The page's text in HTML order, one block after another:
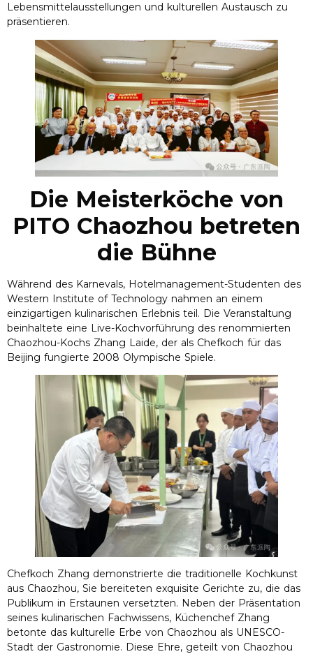
Lebensmittelausstellungen und kulturellen Austausch zu
präsentieren.
Die Meisterköche von
PITO Chaozhou betreten
die Bühne
Während des Karnevals, Hotelmanagement-Studenten des
Western Institute of Technology nahmen an einem
einzigartigen kulinarischen Erlebnis teil. Die Veranstaltung
beinhaltete eine Live-Kochvorführung des renommierten
Chaozhou-Kochs Zhang Laide, der als Chefkoch für das
Beijing fungierte 2008 Olympische Spiele.
Chefkoch Zhang demonstrierte die traditionelle Kochkunst
aus Chaozhou, Sie bereiteten exquisite Gerichte zu, die das
Publikum in Erstaunen versetzten. Neben der Präsentation
seines kulinarischen Fachwissens, Küchenchef Zhang
betonte das kulturelle Erbe von Chaozhou als UNESCO-
Stadt der Gastronomie. Diese Ehre, geteilt von Chaozhou